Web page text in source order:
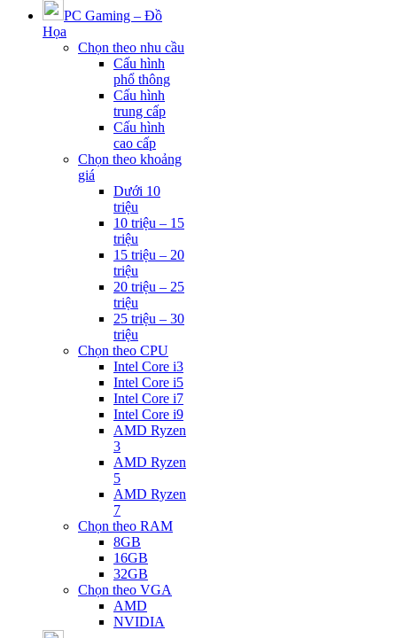
PC Gaming – Đồ
Họa
Chọn theo nhu cầu
Cấu hình
phổ thông
Cấu hình
trung cấp
Cấu hình
cao cấp
Chọn theo khoảng
giá
Dưới 10
triệu
10 triệu – 15
triệu
15 triệu – 20
triệu
20 triệu – 25
triệu
25 triệu – 30
triệu
Chọn theo CPU
Intel Core i3
Intel Core i5
Intel Core i7
Intel Core i9
AMD Ryzen
3
AMD Ryzen
5
AMD Ryzen
7
Chọn theo RAM
8GB
16GB
32GB
Chọn theo VGA
AMD
NVIDIA